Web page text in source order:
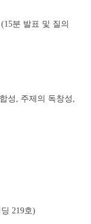
분 발표 및 질의
성, 주제의 독창성,
219호)